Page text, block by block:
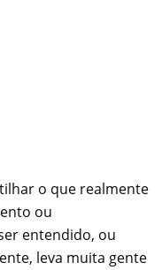
o que realmente
ou
entendido, ou
leva muita gente